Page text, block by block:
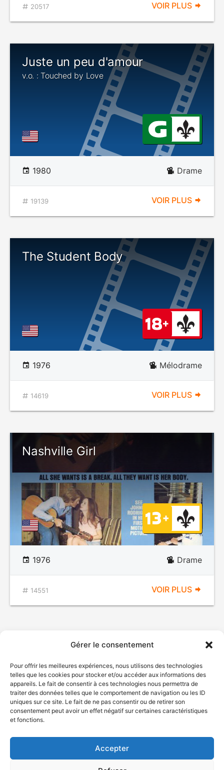
Gérer le consentement
Pour offrir les meilleures expériences, nous utilisons des technologies
telles que les cookies pour stocker et/ou accéder aux informations des
appareils. Le fait de consentir à ces technologies nous permettra de
traiter des données telles que le comportement de navigation ou les ID
uniques sur ce site. Le fait de ne pas consentir ou de retirer son
consentement peut avoir un effet négatif sur certaines caractéristiques
et fonctions.
Accepter
20517 VOIR PLUS
Juste un peu d'amour
v.o. : Touched by Love
1980 Drame
19139 VOIR PLUS
The Student Body
1976 Mélodrame
14619 VOIR PLUS
Nashville Girl
1976 Drame
14551 VOIR PLUS
© Gouvernement du Québec, 2026
Plan du site
Accessibilité
Accès à l'information